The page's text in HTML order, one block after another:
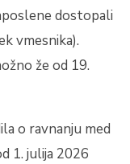
dostopali
vmesnika).
že od 19.
o ravnanju med
1. julija 2026